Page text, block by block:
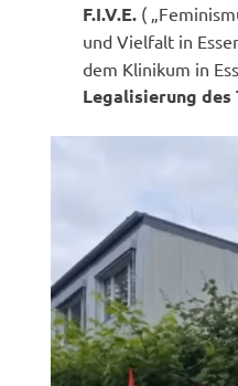
F.I.V.E.(
und Vielfalt in
dem Klinikum in
Legalisierung des